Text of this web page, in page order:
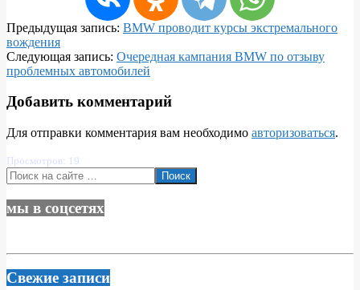
2020-
02-
12
Предыдущая запись: BMW проводит курсы экстремального
вождения
Следующая запись: Очередная кампания BMW по отзыву
проблемных автомобилей
Добавить комментарий
Для отправки комментария вам необходимо авторизоваться.
Просмотров: 19
Поиск
мы в соцсетях
Свежие записи